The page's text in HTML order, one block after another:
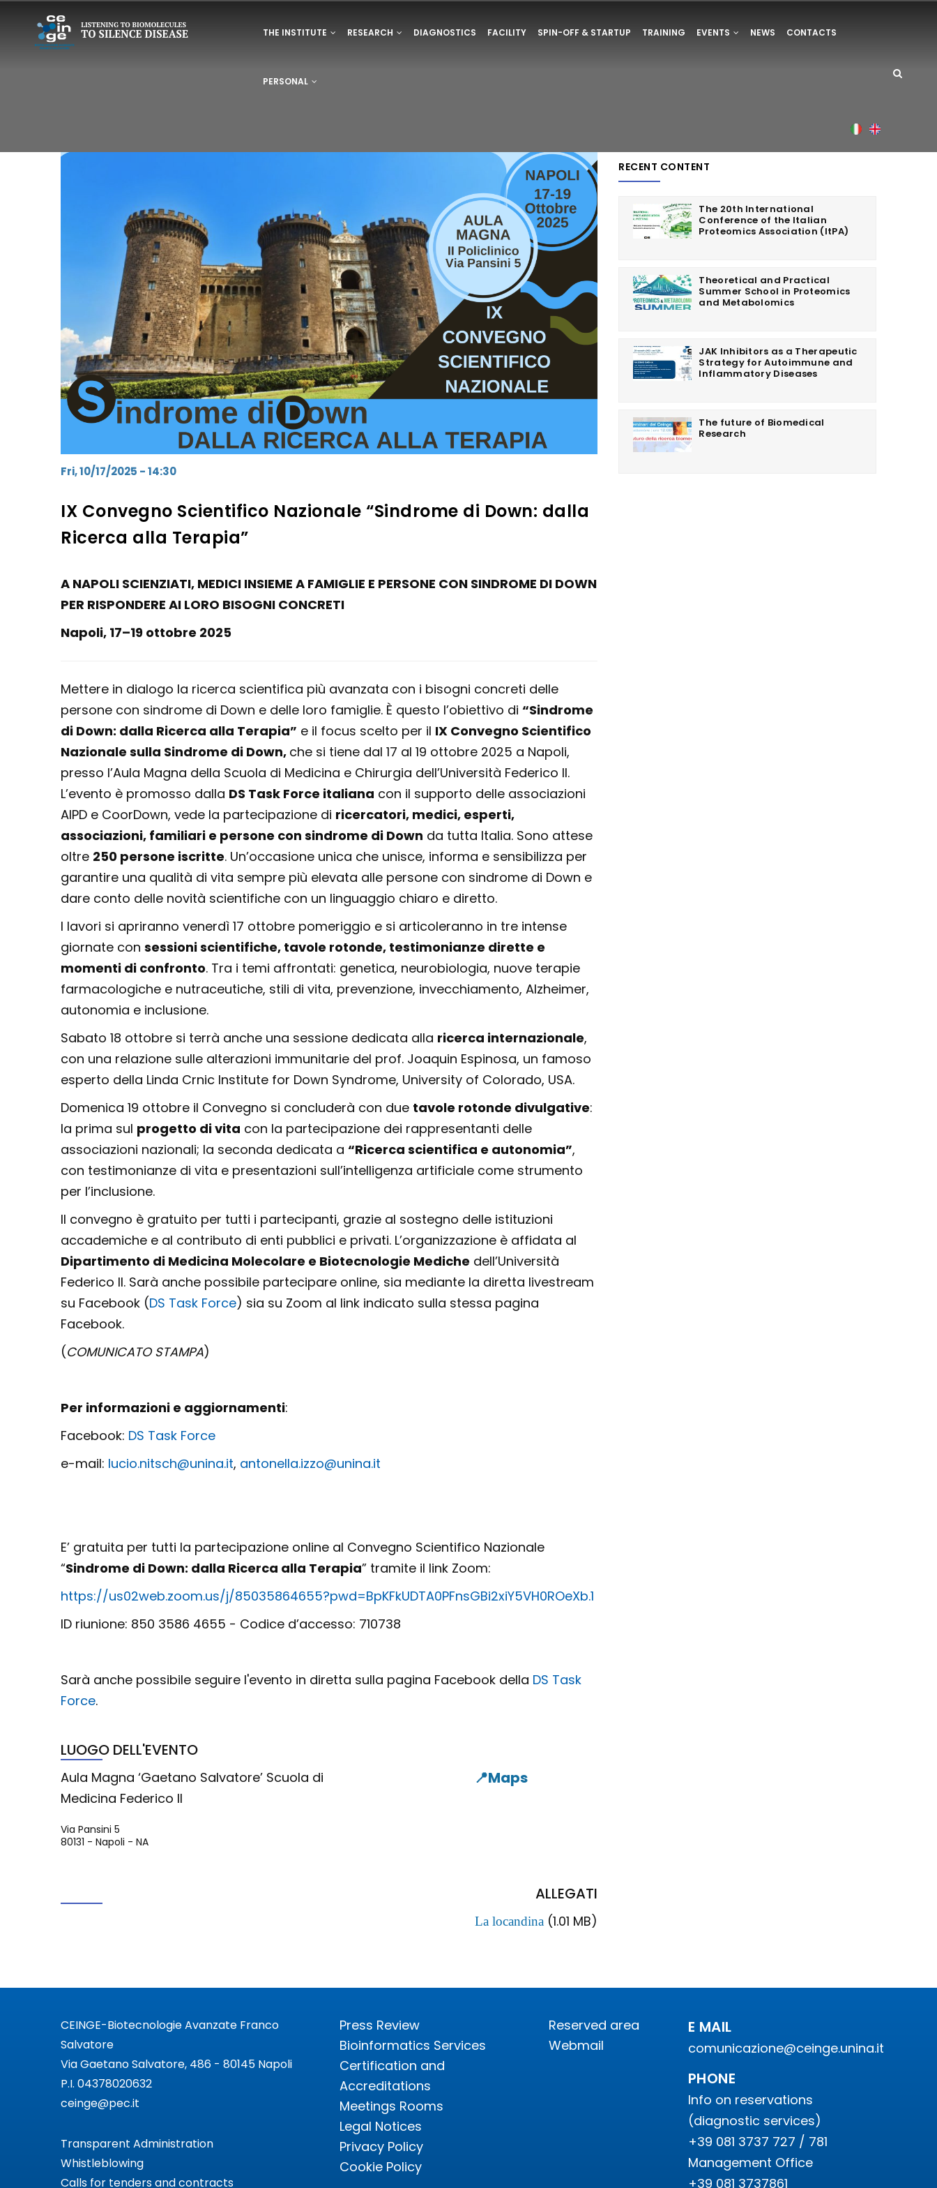
PRINCIPALE
THE INSTITUTE RESEARCH DIAGNOSTICS FACILITY SPIN-OFF & STARTUP TRAINING EVENTS NEWS CONTACTS
PERSONAL
Italian
Fri, 10/17/2025 - 14:30
IX Convegno Scientifico Nazionale “Sindrome di Down: dalla
Ricerca alla Terapia”
A NAPOLI SCIENZIATI, MEDICI INSIEME A FAMIGLIE E PERSONE CON SINDROME DI DOWN
PER RISPONDERE AI LORO BISOGNI CONCRETI
Napoli, 17–19 ottobre 2025
Mettere in dialogo la ricerca scientifica più avanzata con i bisogni concreti delle
persone con sindrome di Down e delle loro famiglie. È questo l’obiettivo di “Sindrome
di Down: dalla Ricerca alla Terapia” e il focus scelto per il IX Convegno Scientifico
Nazionale sulla Sindrome di Down, che si tiene dal 17 al 19 ottobre 2025 a Napoli,
presso l’Aula Magna della Scuola di Medicina e Chirurgia dell’Università Federico II.
L’evento è promosso dalla DS Task Force italiana con il supporto delle associazioni
AIPD e CoorDown, vede la partecipazione di ricercatori, medici, esperti,
associazioni, familiari e persone con sindrome di Down da tutta Italia. Sono attese
oltre 250 persone iscritte. Un’occasione unica che unisce, informa e sensibilizza per
garantire una qualità di vita sempre più elevata alle persone con sindrome di Down e
dare conto delle novità scientifiche con un linguaggio chiaro e diretto.
I lavori si apriranno venerdì 17 ottobre pomeriggio e si articoleranno in tre intense
giornate con sessioni scientifiche, tavole rotonde, testimonianze dirette e
momenti di confronto. Tra i temi affrontati: genetica, neurobiologia, nuove terapie
farmacologiche e nutraceutiche, stili di vita, prevenzione, invecchiamento, Alzheimer,
autonomia e inclusione.
Sabato 18 ottobre si terrà anche una sessione dedicata alla ricerca internazionale,
con una relazione sulle alterazioni immunitarie del prof. Joaquin Espinosa, un famoso
esperto della Linda Crnic Institute for Down Syndrome, University of Colorado, USA.
Domenica 19 ottobre il Convegno si concluderà con due tavole rotonde divulgative:
la prima sul progetto di vita con la partecipazione dei rappresentanti delle
associazioni nazionali; la seconda dedicata a “Ricerca scientifica e autonomia”,
con testimonianze di vita e presentazioni sull’intelligenza artificiale come strumento
per l’inclusione.
Il convegno è gratuito per tutti i partecipanti, grazie al sostegno delle istituzioni
accademiche e al contributo di enti pubblici e privati. L’organizzazione è affidata al
Dipartimento di Medicina Molecolare e Biotecnologie Mediche dell’Università
Federico II. Sarà anche possibile partecipare online, sia mediante la diretta livestream
su Facebook (DS Task Force) sia su Zoom al link indicato sulla stessa pagina
Facebook.
(COMUNICATO STAMPA)
Per informazioni e aggiornamenti:
Facebook: DS Task Force
e-mail: lucio.nitsch@unina.it, antonella.izzo@unina.it
E’ gratuita per tutti la partecipazione online al Convegno Scientifico Nazionale
“Sindrome di Down: dalla Ricerca alla Terapia” tramite il link Zoom:
https://us02web.zoom.us/j/85035864655?pwd=BpKFkUDTA0PFnsGBi2xiY5VH0ROeXb.1
ID riunione: 850 3586 4655 - Codice d’accesso: 710738
Sarà anche possibile seguire l'evento in diretta sulla pagina Facebook della DS Task
Force.
LUOGO DELL'EVENTO
Aula Magna ‘Gaetano Salvatore’ Scuola di
Medicina Federico II
Via Pansini 5
80131 - Napoli - NA
ALLEGATI
La locandina (1.01 MB)
RECENT CONTENT
The 20th International
Conference of the Italian
Proteomics Association (ItPA)
Theoretical and Practical
Summer School in Proteomics
and Metabolomics
JAK Inhibitors as a Therapeutic
Strategy for Autoimmune and
Inflammatory Diseases
The future of Biomedical
Research
CEINGE-Biotecnologie Avanzate Franco
Salvatore
Via Gaetano Salvatore, 486 - 80145 Napoli
P.I. 04378020632
ceinge@pec.it
Transparent Administration
Whistleblowing
Calls for tenders and contracts
Press Review
Bioinformatics Services
Certification and
Accreditations
Meetings Rooms
Legal Notices
Privacy Policy
Cookie Policy
Reserved area
Webmail
E MAIL
comunicazione@ceinge.unina.it
PHONE
Info on reservations
(diagnostic services)
+39 081 3737 727 / 781
Management Office
+39 081 3737861